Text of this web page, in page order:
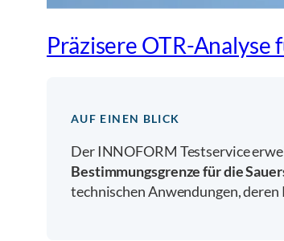
Präzisere OTR-
AUF EINEN BLICK
Der INNOFORM Testservice
Bestimmungsgrenze für die
technischen Anwendungen,